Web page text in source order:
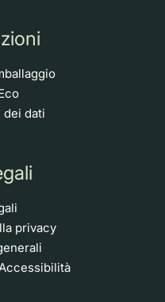
dei dati
privacy